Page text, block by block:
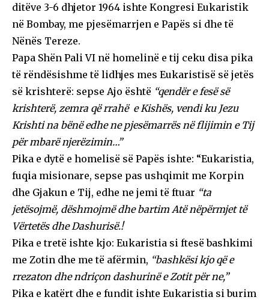
ditëve 3-6 dhjetor 1964 ishte Kongresi Eukaristik
në Bombay, me pjesëmarrjen e Papës si dhe të
Nënës Tereze.
Papa Shën Pali VI në homelinë e tij ceku disa pika
të rëndësishme të lidhjes mes Eukaristisë së jetës
së krishterë: sepse Ajo është “qendër e fesë së
krishterë, zemra që rrahë e Kishës, vendi ku Jezu
Krishti na bënë edhe ne pjesëmarrës në flijimin e Tij
për mbarë njerëzimin…”
Pika e dytë e homelisë së Papës ishte: “Eukaristia,
fuqia misionare, sepse pas ushqimit me Korpin
dhe Gjakun e Tij, edhe ne jemi të ftuar “ta
jetësojmë, dëshmojmë dhe bartim Atë nëpërmjet të
Vërtetës dhe Dashurisë.!
Pika e tretë ishte kjo: Eukaristia si ftesë bashkimi
me Zotin dhe me të afërmin, “bashkësi kjo që e
rrezaton dhe ndriçon dashurinë e Zotit për ne,”
Pika e katërt dhe e fundit ishte Eukaristia si burim